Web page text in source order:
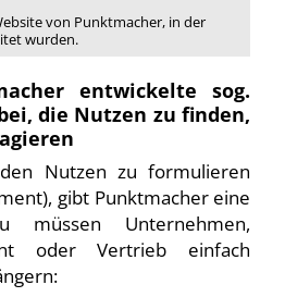
von Punktmacher, in der
wurden.
entwickelte sog.
die Nutzen zu finden,
Nutzen zu formulieren
gibt Punktmacher eine
müssen Unternehmen,
oder Vertrieb einfach